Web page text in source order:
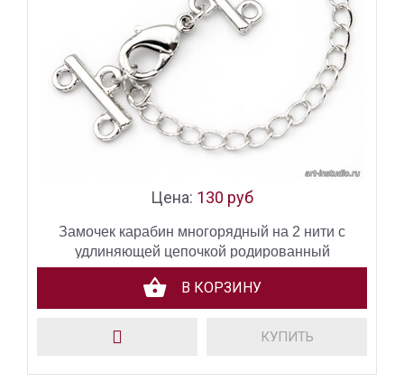
Цена: 130 руб
Замочек карабин многорядный на 2 нити с
удлиняющей цепочкой родированный
В КОРЗИНУ
КУПИТЬ